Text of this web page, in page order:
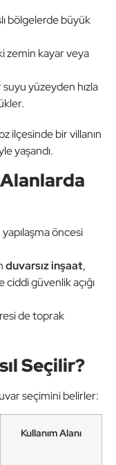
bölgelerde büyük
zemin kayar veya
yüzeyden hızla
ilçesinde bir villanın
yaşandı.
öncesi
duvarsız inşaat,
güvenlik açığı
de toprak
Seçilir?
seçimini belirler:
Kullanım Alanı